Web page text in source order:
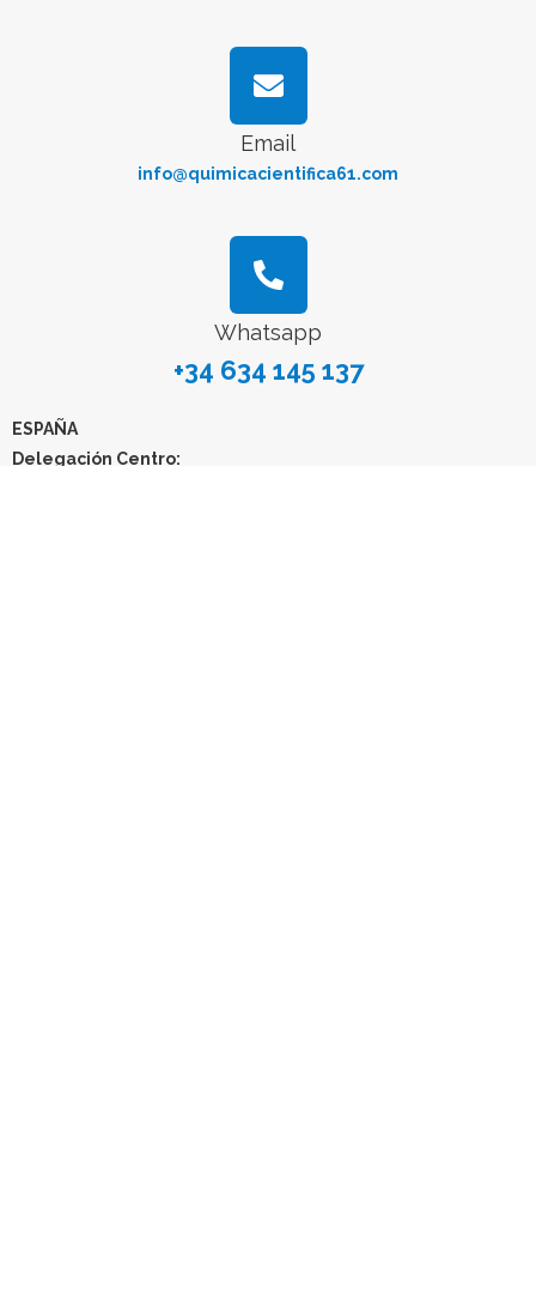
Email
info@quimicacientifica61.com
Whatsapp
+34 634 145 137
ESPAÑA
Delegación Centro: